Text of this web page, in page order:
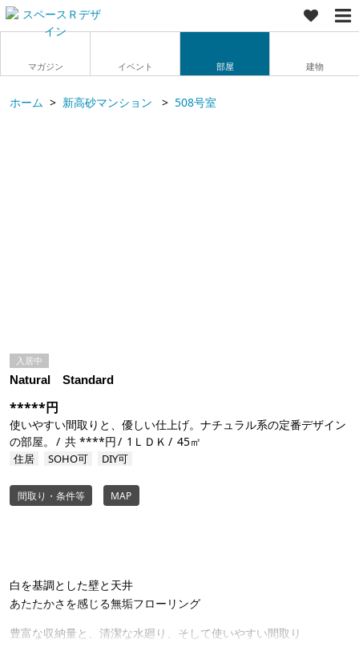
マガジン イベント 部屋 建物
ホーム 新高砂マンション 508号室
入居中
Natural Standard
*****円
使いやすい間取りと、優しい仕上げ。ナチュラル系の定番デザイン
の部屋。
共 ****円 1ＬＤＫ 45㎡
住居 SOHO可 DIY可
間取り・条件等 MAP
白を基調とした壁と天井
あたたかさを感じる無垢フローリング
豊富な収納量と、清潔な水廻り、そして使いやすい間取り